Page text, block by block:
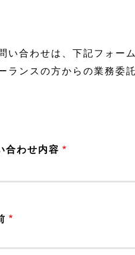
い合わせは、下記フォー
ランスの方からの業務委
合わせ内容